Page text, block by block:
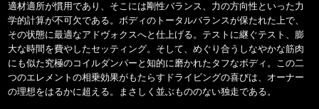
適材適所が慣用であり、そこには剛性バランス、力の方向性といった力
学的計算が不可欠である。ボディのトータルバランスが保たれた上で、
その状態に最適なアドヴォクスへと仕上げる。テストに継ぐテスト、膨
大な時間を費やしたセッティング。そして、めぐり合うしなやかな筋肉
にも似た究極のコイルダンパーと知的に磨かれたタフなボディ。この二
つのエレメントの相乗効果がもたらすドライビングの喜びは、オーナー
の理想をはるかに超える。まさしく並ぶもののない独走である。